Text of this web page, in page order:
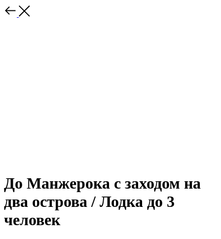
До Манжерока с заходом на
два острова / Лодка до 3
человек